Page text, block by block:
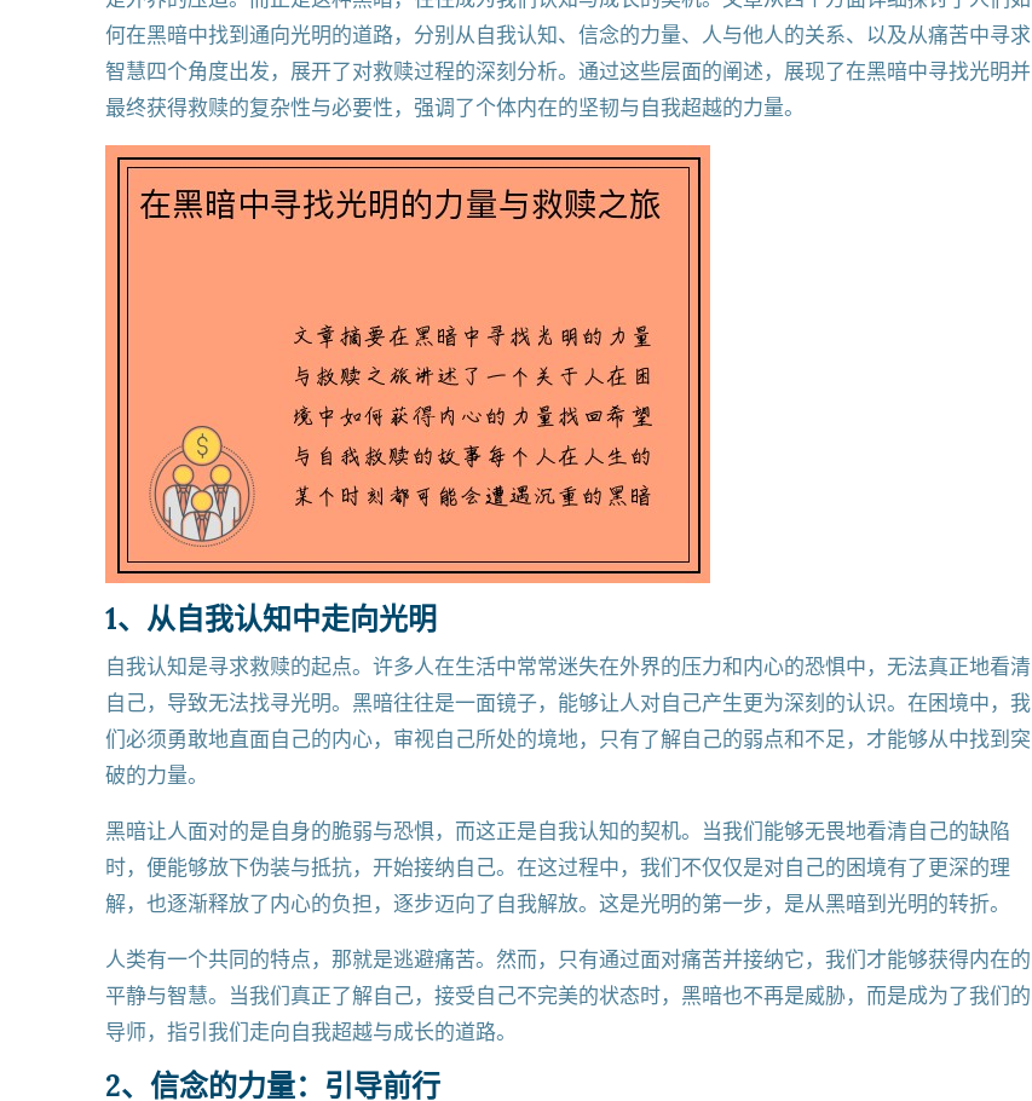
何在黑暗中找到通向光明的道路，分别从自我认知、信念的力量、人与他人的关系、以及从痛苦中寻求
智慧四个角度出发，展开了对救赎过程的深刻分析。通过这些层面的阐述，展现了在黑暗中寻找光明并
最终获得救赎的复杂性与必要性，强调了个体内在的坚韧与自我超越的力量。
1、从自我认知中走向光明
自我认知是寻求救赎的起点。许多人在生活中常常迷失在外界的压力和内心的恐惧中，无法真正地看清
自己，导致无法找寻光明。黑暗往往是一面镜子，能够让人对自己产生更为深刻的认识。在困境中，我
们必须勇敢地直面自己的内心，审视自己所处的境地，只有了解自己的弱点和不足，才能够从中找到突
破的力量。
黑暗让人面对的是自身的脆弱与恐惧，而这正是自我认知的契机。当我们能够无畏地看清自己的缺陷
时，便能够放下伪装与抵抗，开始接纳自己。在这过程中，我们不仅仅是对自己的困境有了更深的理
解，也逐渐释放了内心的负担，逐步迈向了自我解放。这是光明的第一步，是从黑暗到光明的转折。
人类有一个共同的特点，那就是逃避痛苦。然而，只有通过面对痛苦并接纳它，我们才能够获得内在的
平静与智慧。当我们真正了解自己，接受自己不完美的状态时，黑暗也不再是威胁，而是成为了我们的
导师，指引我们走向自我超越与成长的道路。
2、信念的力量：引导前行